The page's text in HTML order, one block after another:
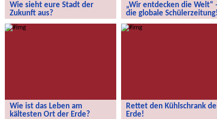
Wie sieht eure Stadt der
Zukunft aus?
„Wir entdecken die Welt“
die globale
globale Schülerzeitung!
Wie ist das Leben am
kältesten Ort der Erde?
Rettet den Kühlschrank
Erde!